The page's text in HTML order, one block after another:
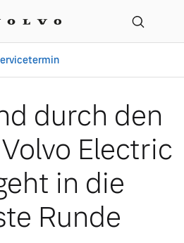
durch den
durch den
Electric
in die
Runde